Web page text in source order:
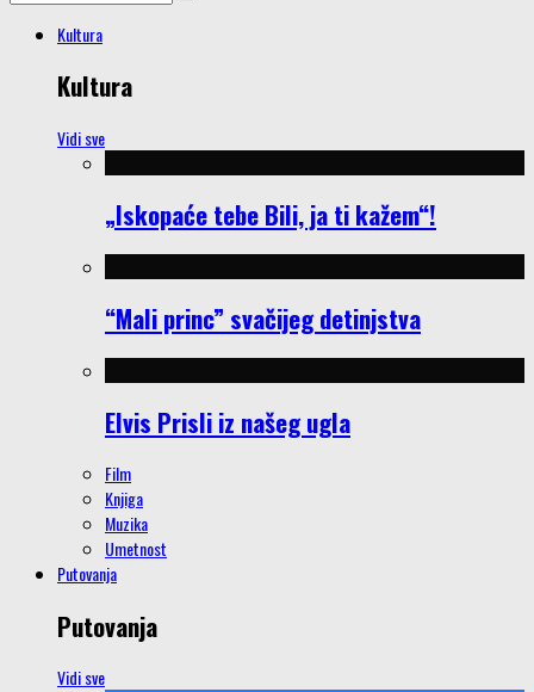
Kultura
Kultura
Vidi sve
„Iskopaće tebe Bili, ja ti kažem“!
“Mali princ” svačijeg detinjstva
Elvis Prisli iz našeg ugla
Film
Knjiga
Muzika
Umetnost
Putovanja
Putovanja
Vidi sve